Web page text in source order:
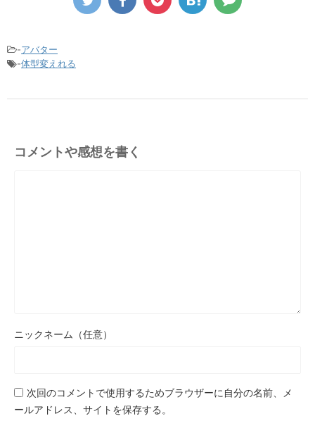
-アバター
-体型変えれる
コメントや感想を書く
ニックネーム（任意）
次回のコメントで使用するためブラウザーに自分の名前、メ
ールアドレス、サイトを保存する。